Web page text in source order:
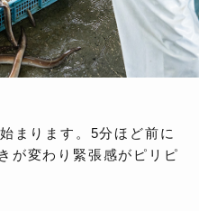
まります。5分ほど前に
が変わり緊張感がピリピ